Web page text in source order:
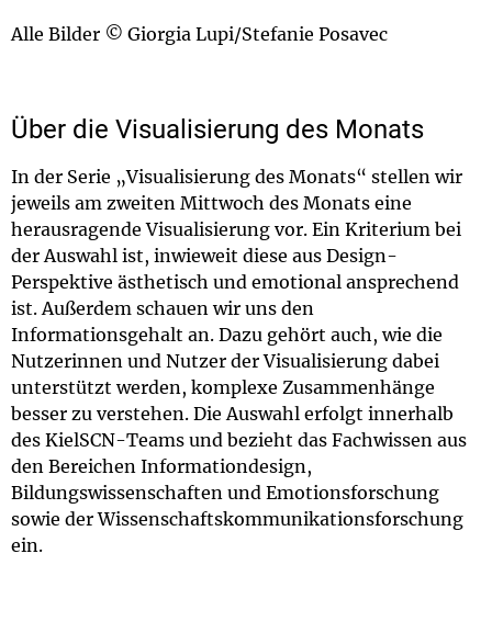
Alle Bilder © Giorgia Lupi/Stefanie Posavec
Über die Visualisierung des Monats
In der Serie „Visualisierung des Monats“ stellen wir
jeweils am zweiten Mittwoch des Monats eine
herausragende Visualisierung vor. Ein Kriterium bei
der Auswahl ist, inwieweit diese aus Design-
Perspektive ästhetisch und emotional ansprechend
ist. Außerdem schauen wir uns den
Informationsgehalt an. Dazu gehört auch, wie die
Nutzerinnen und Nutzer der Visualisierung dabei
unterstützt werden, komplexe Zusammenhänge
besser zu verstehen. Die Auswahl erfolgt innerhalb
des KielSCN-Teams und bezieht das Fachwissen aus
den Bereichen Informationdesign,
Bildungswissenschaften und Emotionsforschung
sowie der Wissenschaftskommunikationsforschung
ein.